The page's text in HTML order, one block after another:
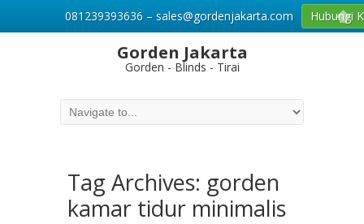
Gorden Jakarta
Gorden - Blinds - Tirai
Tag Archives: gorden
kamar tidur minimalis
081239393636 – sales@gordenjakarta.com Hubungi